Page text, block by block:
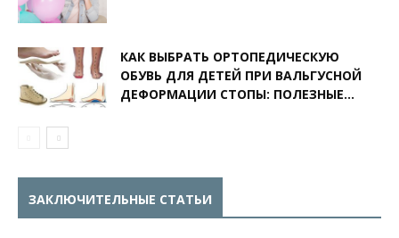
КАК ВЫБРАТЬ ОРТОПЕДИЧЕСКУЮ
ОБУВЬ ДЛЯ ДЕТЕЙ ПРИ ВАЛЬГУСНОЙ
ДЕФОРМАЦИИ СТОПЫ: ПОЛЕЗНЫЕ...
ЗАКЛЮЧИТЕЛЬНЫЕ СТАТЬИ
Все
Болезни у детей
Воспитание ребенка
Детская аптека
Детская комната
Детская логопедия
Детская психология
Детская стоматология
ДОМ И РЕБЕНОК
Здоровье
ЗДОРОВЬЕ РЕБЕНКА
ЛЕНТА
Уход
Физическое воспитание